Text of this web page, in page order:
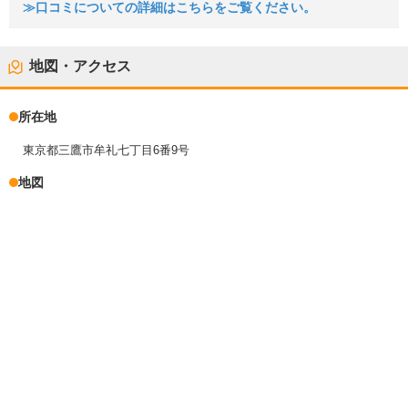
≫口コミについての詳細はこちらをご覧ください。
地図・アクセス
所在地
東京都三鷹市牟礼七丁目6番9号
地図